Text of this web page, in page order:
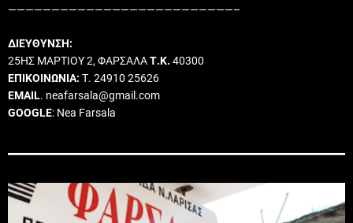
——————————————————————————–
ΔΙΕΥΘΥΝΣΗ:
25ΗΣ ΜΑΡΤΙΟΥ 2, ΦΑΡΣΑΛΑΤ.Κ. 40300
ΕΠΙΚΟΙΝΩΝΙΑ: Τ. 24910 25626
EMAIL. neafarsala@gmail.com
GOOGLE: Nea Farsala